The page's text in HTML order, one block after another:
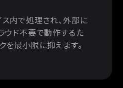
内で処理され、外部に
ウド不要で動作するた
を最小限に抑えます。